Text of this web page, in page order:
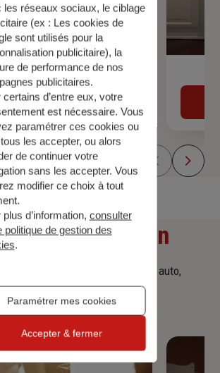
de prêt immobilier
Découvrir
une simulation
simulation tarifaire d'assurance, auto,
habitation, prêt immobilier.
les réseaux sociaux, le ciblage
(ex : Les cookies de
sont utilisés pour la
publicitaire), la
de performance de nos
publicitaires.
certains d’entre eux, votre
est nécessaire. Vous
paramétrer ces cookies ou
les accepter, ou alors
de continuer votre
sans les accepter. Vous
modifier ce choix à tout
plus d’information, consulter
politique de gestion des
.
Paramétrer mes cookies
Accepter & fermer